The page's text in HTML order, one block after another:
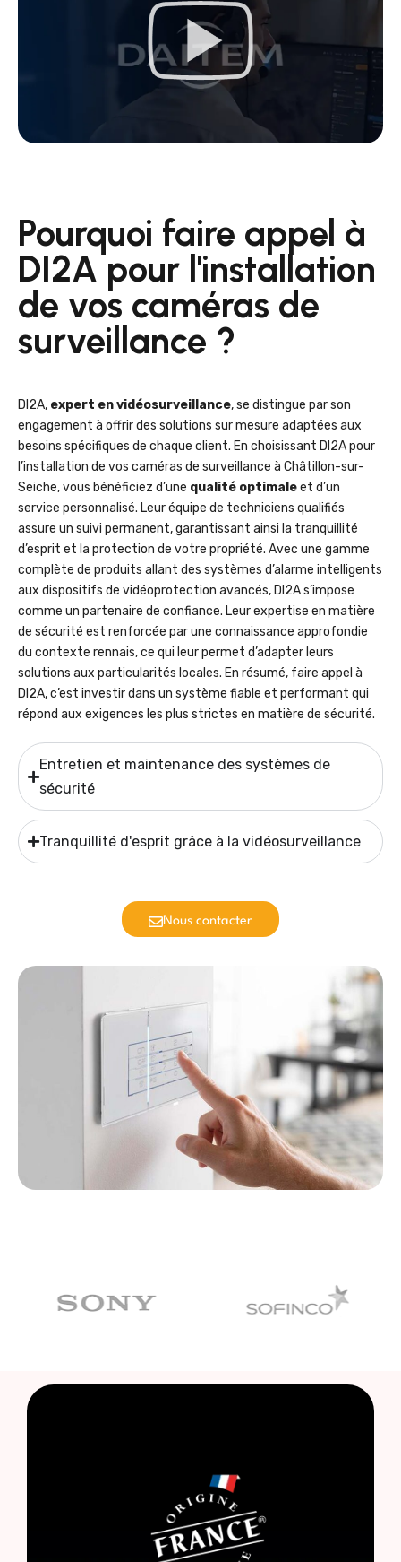
Pourquoi faire appel à
DI2A pour l'installation
de vos caméras de
surveillance ?
DI2A, expert en vidéosurveillance, se distingue par son
engagement à offrir des solutions sur mesure adaptées aux
besoins spécifiques de chaque client. En choisissant DI2A pour
l’installation de vos caméras de surveillance à Châtillon-sur-
Seiche, vous bénéficiez d’une qualité optimaleet d’un
service personnalisé. Leur équipe de techniciens qualifiés
assure un suivi permanent, garantissant ainsi la tranquillité
d’esprit et la protection de votre propriété. Avec une gamme
complète de produits allant des systèmes d’alarme intelligents
aux dispositifs de vidéoprotection avancés, DI2A s’impose
comme un partenaire de confiance. Leur expertise en matière
de sécurité est renforcée par une connaissance approfondie
du contexte rennais, ce qui leur permet d’adapter leurs
solutions aux particularités locales. En résumé, faire appel à
DI2A, c’est investir dans un système fiable et performant qui
répond aux exigences les plus strictes en matière de sécurité.
Entretien et maintenance des systèmes de
sécurité
Tranquillité d'esprit grâce à la vidéosurveillance
Nous contacter